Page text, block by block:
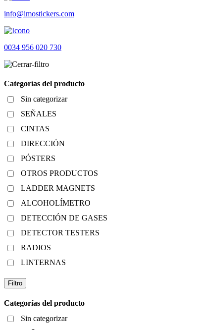
info@imostickers.com
0034 956 020 730
Categorías del producto
Sin categorizar
SEÑALES
CINTAS
DIRECCIÓN
PÓSTERS
OTROS PRODUCTOS
LADDER MAGNETS
ALCOHOLÍMETRO
DETECCIÓN DE GASES
DETECTOR TESTERS
RADIOS
LINTERNAS
Filtro
Categorías del producto
Sin categorizar